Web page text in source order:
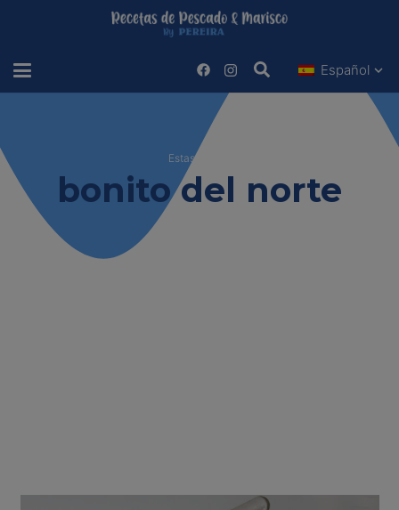
Español
Estas viendo
bonito del norte